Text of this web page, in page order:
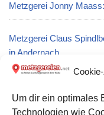
Um dir ein optimales
Technologien wie
Metzgerei Jonny
Metzgerei Claus
in Andernach